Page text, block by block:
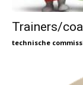
Trainers/
technische